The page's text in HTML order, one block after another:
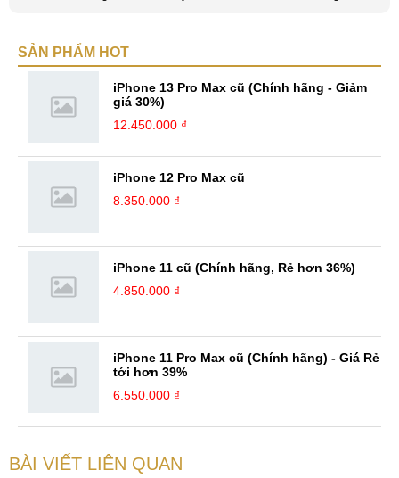
bản thân Đỗ Đức Sang, viết chính là gửi gắm lại những cảm xúc, cảm
SẢN PHẨM HOT
iPhone 13 Pro Max cũ (Chính hãng - Giảm
giá 30%)
12.450.000 ₫
iPhone 12 Pro Max cũ
8.350.000 ₫
iPhone 11 cũ (Chính hãng, Rẻ hơn 36%)
4.850.000 ₫
iPhone 11 Pro Max cũ (Chính hãng) - Giá Rẻ
tới hơn 39%
6.550.000 ₫
BÀI VIẾT LIÊN QUAN